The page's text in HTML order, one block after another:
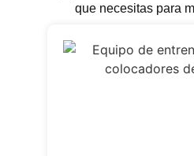
que necesitas para